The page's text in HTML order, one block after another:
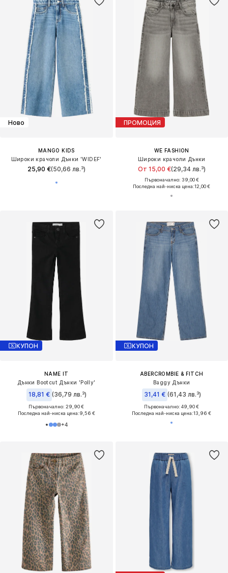
Ново
MANGO KIDS
Широки крачоли Дънки 'WIDEF'
25,90 €(50,66 лв.³)
ПРОМОЦИЯ
WE FASHION
Широки крачоли Дънки
От 15,00 €(29,34 лв.³)
Първоначално: 39,00 €
Последна най-ниска цена:12,00 €
КУПОН
NAME IT
Дънки Bootcut Дънки 'Polly'
18,81 € (36,79 лв.³)
Първоначално: 29,90 €
Последна най-ниска цена:9,56 €
+4
КУПОН
ABERCROMBIE & FITCH
Baggy Дънки
31,41 € (61,43 лв.³)
Първоначално: 49,90 €
Последна най-ниска цена:13,96 €